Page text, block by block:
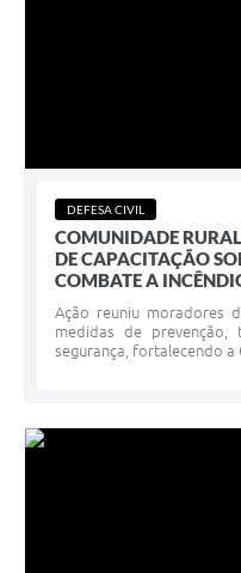
DEFESA CIVIL
COMUNIDADE
DE CAPACITAÇÃO
COMBATE A
Ação reuniu moradores
medidas de
segurança, fortalecendo a